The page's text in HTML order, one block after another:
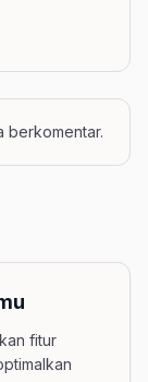
berkomentar.
fitur